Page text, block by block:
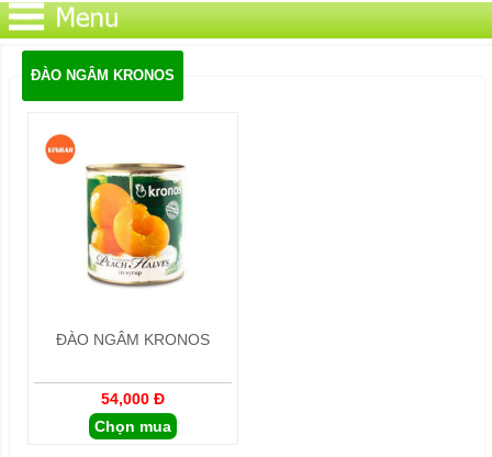
ĐÀO NGÂM KRONOS
ĐÀO NGÂM KRONOS
54,000 Đ
Chọn mua